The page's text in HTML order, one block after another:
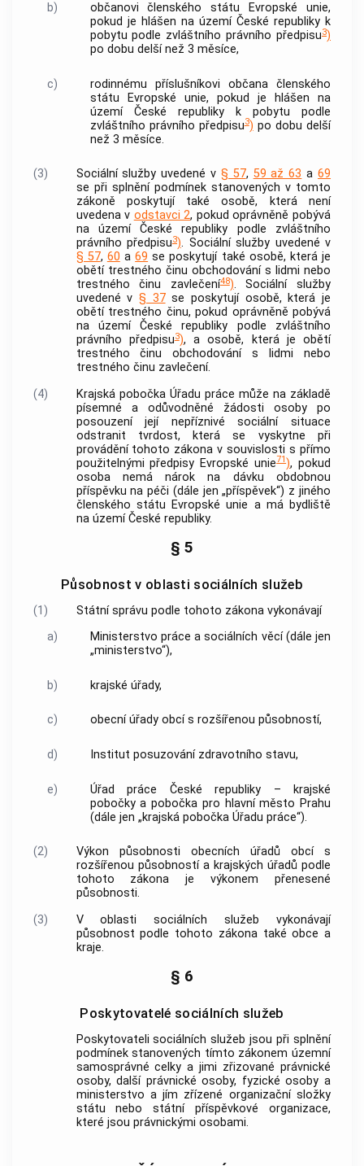
b)
občanovi členského státu Evropské unie,
pokud je hlášen na území České republiky k
pobytu podle zvláštního právního předpisu3)
po dobu delší než 3 měsíce,
c)
rodinnému příslušníkovi občana členského
státu Evropské unie, pokud je hlášen na
území České republiky k pobytu podle
zvláštního právního předpisu3) po dobu delší
než 3 měsíce.
(3) Sociální služby uvedené v § 57, 59 až 63 a69
se při splnění podmínek stanovených v tomto
zákoně poskytují také osobě, která není
uvedena v odstavci 2, pokud oprávněně pobývá
na území České republiky podle zvláštního
právního předpisu3). Sociální služby uvedené v
§ 57, 60 a69 se poskytují také osobě, která je
obětí trestného činu obchodování s lidmi nebo
trestného činu zavlečení48).Sociální služby
uvedené v § 37se poskytují osobě, která je
obětí trestného činu, pokud oprávněně pobývá
na území České republiky podle zvláštního
právního předpisu3), a osobě, která je obětí
trestného činu obchodování s lidmi nebo
trestného činu zavlečení.
(4)
Krajská pobočka Úřadu práce může na základě
písemné a odůvodněné žádosti osoby po
posouzení její nepříznivé sociální situace
odstranit tvrdost, která se vyskytne při
provádění tohoto zákona v souvislosti s přímo
použitelnými předpisy Evropské unie71), pokud
osoba nemá nárok na dávku obdobnou
příspěvku na péči (dále jen „příspěvek“) z jiného
členského státu Evropské unie a má bydliště
na území České republiky.
§ 5
Působnost v oblasti sociálních služeb
(1)
Státní správu podle tohoto zákona vykonávají
a)
Ministerstvo práce a sociálních věcí (dále jen
„ministerstvo“),
b) krajské úřady,
c) obecní úřady obcís rozšířenou působností,
d) Institut posuzování zdravotního stavu,
e)
Úřad práce České republiky – krajské
pobočky a pobočka pro hlavní město Prahu
(dále jen „krajská pobočka Úřadu práce“).
(2) Výkon působnosti obecních úřadů obcís
rozšířenou působností a krajských úřadů podle
tohoto zákona je výkonem přenesené
působnosti.
(3)
V oblastisociálních služeb vykonávají
působnost podle tohoto zákona takéobce a
kraje.
§ 6
Poskytovatelé sociálních služeb
Poskytovatelisociálních služeb jsou při splnění
podmínek stanovených tímto zákonem územní
samosprávné celky a jimi zřizované právnické
osoby, další právnické osoby, fyzické osoby a
ministerstvo a jím zřízené organizační složky
státu nebo státní příspěvkové organizace,
které jsou právnickými osobami.